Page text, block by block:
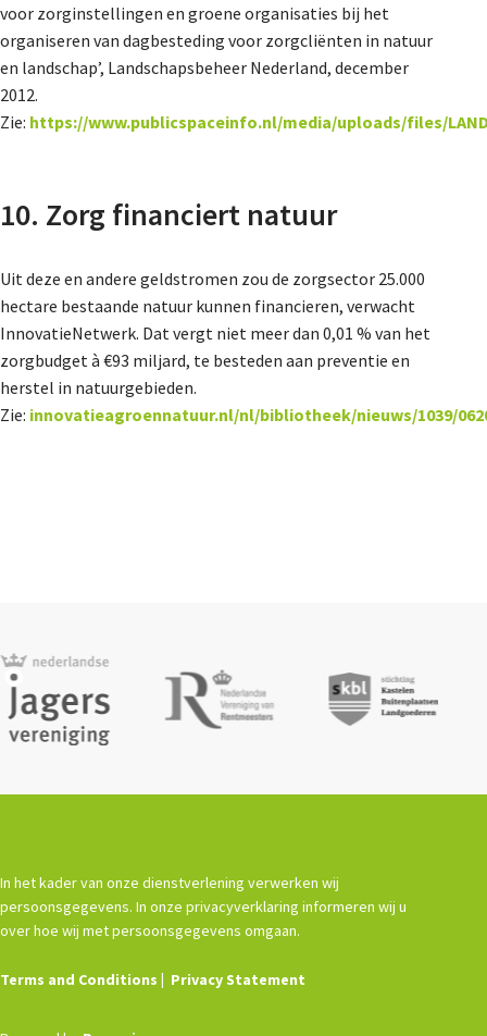
voor zorginstellingen en groene organisaties bij het
organiseren van dagbesteding voor zorgcliënten in natuur
en landschap’, Landschapsbeheer Nederland, december
2012.
Zie: https://www.publicspaceinfo.nl/media/uploads/files/
10. Zorg financiert natuur
Uit deze en andere geldstromen zou de zorgsector 25.000
hectare bestaande natuur kunnen financieren, verwacht
InnovatieNetwerk. Dat vergt niet meer dan 0,01 % van het
zorgbudget à €93 miljard, te besteden aan preventie en
herstel in natuurgebieden.
Zie: innovatieagroennatuur.nl/nl/bibliotheek/nieuws/1039/
In het kader van onze dienstverlening verwerken wij
persoonsgegevens. In onze privacyverklaring informeren wij u
over hoe wij met persoonsgegevens omgaan.
Terms and Conditions Privacy Statement